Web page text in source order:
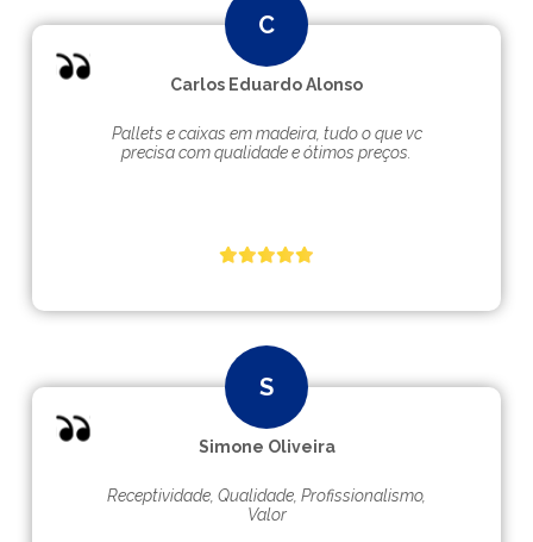
Carlos Eduardo Alonso
Pallets e caixas em madeira, tudo o que vc
precisa com qualidade e ótimos preços.
Simone Oliveira
Receptividade, Qualidade, Profissionalismo,
Valor